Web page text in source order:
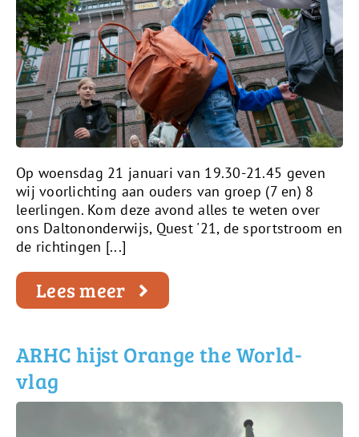
Op woensdag 21 januari van 19.30-21.45 geven
wij voorlichting aan ouders van groep (7 en) 8
leerlingen. Kom deze avond alles te weten over
ons Daltononderwijs, Quest '21, de sportstroom en
de richtingen [...]
Lees meer
ARHC hijst Orange the World-
vlag